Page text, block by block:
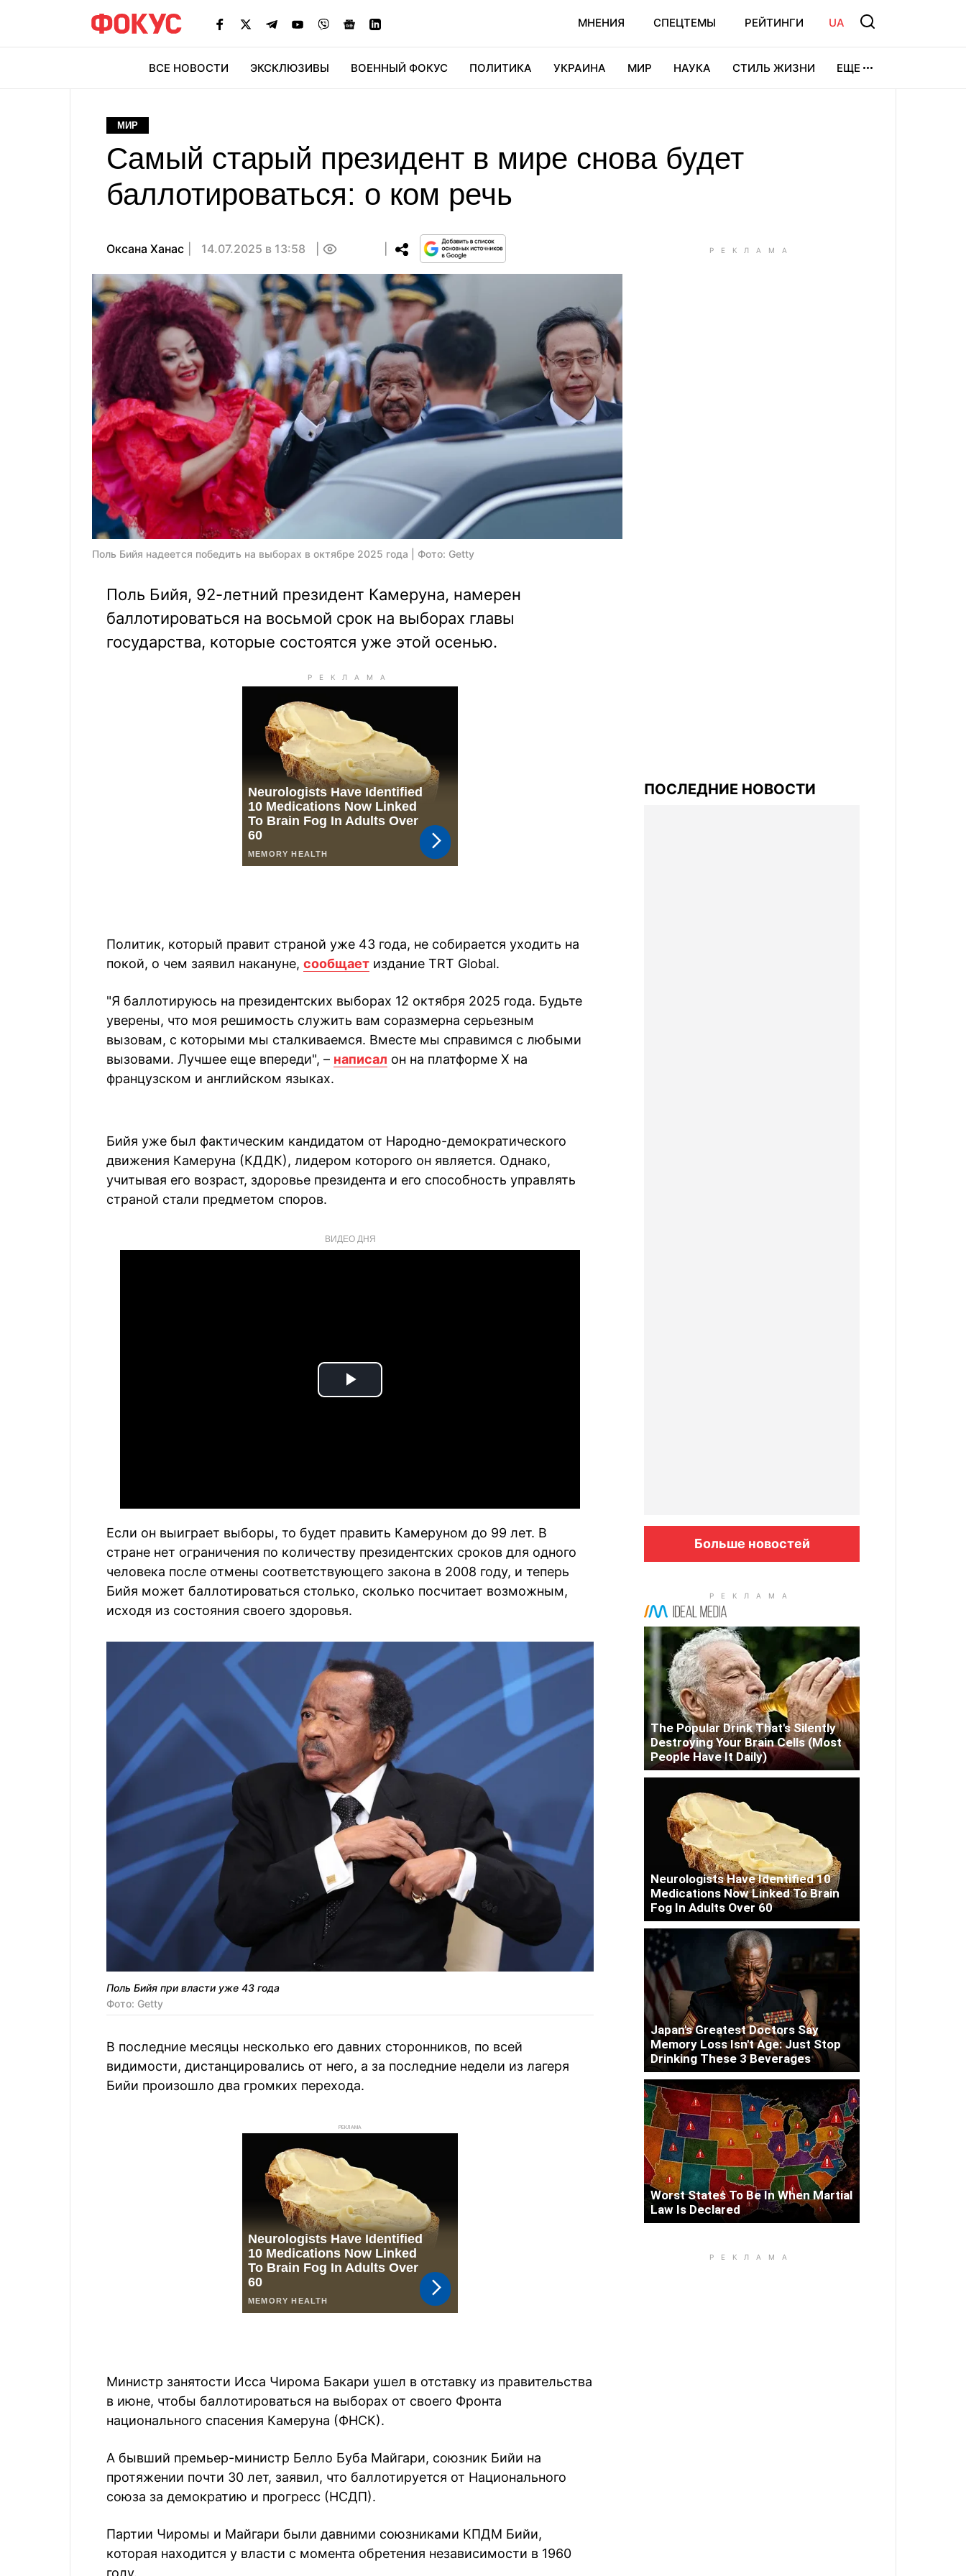
МНЕНИЯ СПЕЦТЕМЫ РЕЙТИНГИ UA
ВСЕ НОВОСТИ ЭКСКЛЮЗИВЫ ВОЕННЫЙ ФОКУС ПОЛИТИКА УКРАИНА МИР НАУКА СТИЛЬ ЖИЗНИ ЕЩЕ
МИР
Самый старый президент в мире снова будет
баллотироваться: о ком речь
Оксана Ханас 14.07.2025 в 13:58
Поль Бийя надеется победить на выборах в октябре 2025 года | Фото: Getty
Поль Бийя, 92-летний президент Камеруна, намерен
баллотироваться на восьмой срок на выборах главы
государства, которые состоятся уже этой осенью.
Политик, который правит страной уже 43 года, не собирается уходить на
покой, о чем заявил накануне, сообщает издание TRT Global.
"Я баллотируюсь на президентских выборах 12 октября 2025 года. Будьте
уверены, что моя решимость служить вам соразмерна серьезным
вызовам, с которыми мы сталкиваемся. Вместе мы справимся с любыми
вызовами. Лучшее еще впереди", – написал он на платформе X на
французском и английском языках.
Бийя уже был фактическим кандидатом от Народно-демократического
движения Камеруна (КДДК), лидером которого он является. Однако,
учитывая его возраст, здоровье президента и его способность управлять
страной стали предметом споров.
ВИДЕО ДНЯ
Play
Если он выиграет выборы, то будет править Камеруном до 99 лет. В
стране нет ограничения по количеству президентских сроков для одного
человека после отмены соответствующего закона в 2008 году, и теперь
Бийя может баллотироваться столько, сколько посчитает возможным,
исходя из состояния своего здоровья.
Поль Бийя при власти уже 43 года
Фото: Getty
В последние месяцы несколько его давних сторонников, по всей
видимости, дистанцировались от него, а за последние недели из лагеря
Бийи произошло два громких перехода.
РЕКЛАМА
Министр занятости Исса Чирома Бакари ушел в отставку из правительства
в июне, чтобы баллотироваться на выборах от своего Фронта
национального спасения Камеруна (ФНСК).
А бывший премьер-министр Белло Буба Майгари, союзник Бийи на
протяжении почти 30 лет, заявил, что баллотируется от Национального
союза за демократию и прогресс (НСДП).
Партии Чиромы и Майгари были давними союзниками КПДМ Бийи,
которая находится у власти с момента обретения независимости в 1960
году.
ПОСЛЕДНИЕ НОВОСТИ
Больше новостей